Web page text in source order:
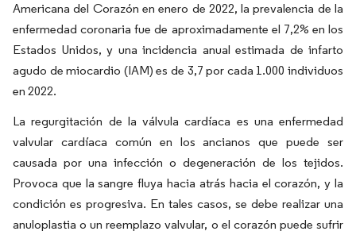
Americana del Corazón en enero de 2022, la prevalencia de la
enfermedad coronaria fue de aproximadamente el 7,2% en los
Estados Unidos, y una incidencia anual estimada de infarto
agudo de miocardio (IAM) es de 3,7 por cada 1.000 individuos
en 2022.
La regurgitación de la válvula cardíaca es una enfermedad
valvular cardíaca común en los ancianos que puede ser
causada por una infección o degeneración de los tejidos.
Provoca que la sangre fluya hacia atrás hacia el corazón, y la
condición es progresiva. En tales casos, se debe realizar una
anuloplastia o un reemplazo valvular, o el corazón puede sufrir